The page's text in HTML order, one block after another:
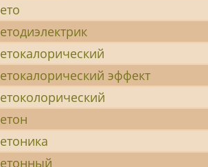
эффект